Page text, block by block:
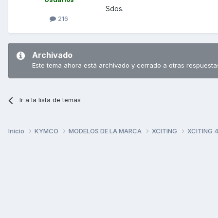
216
Sdos.
Archivado
Este tema ahora está archivado y cerrado a otras
Ir a la lista de temas
Inicio KYMCO MODELOS DE LA MARCA XCITING XCITING